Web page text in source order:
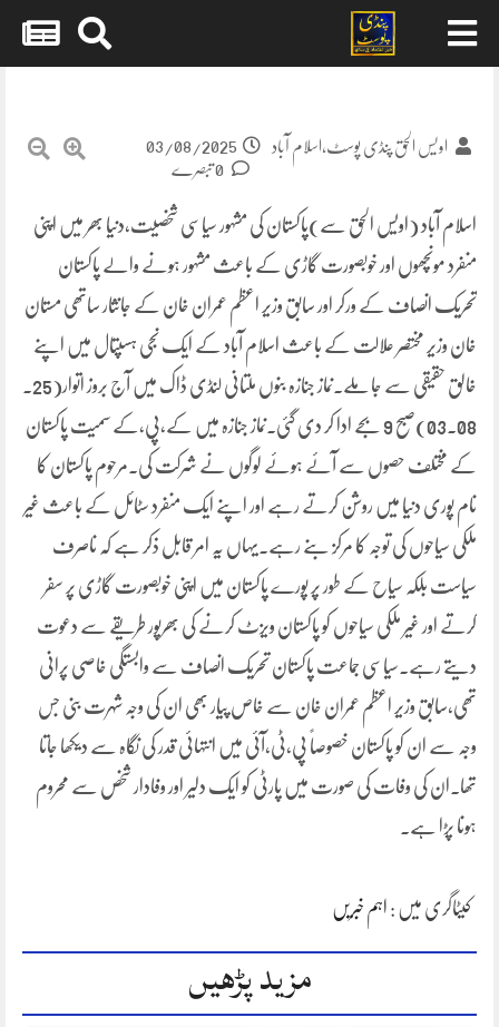
اویس الحق پنڈی پوسٹ،اسلام آباد
03/08/2025
اسلام آباد (اویس الحق سے)پاکستان کی مشہور سیاسی شخصیت،دنیا بھر میں اپنی
منفرد مونچھوں اور خوبصورت گاڑی کے باعث مشہور ہونے والے پاکستان
تحریک انصاف کے ورکر اور سابق وزیر اعظم عمران خان کے جانثار ساتھی مستان
خان وزیر مختصر علالت کے باعث اسلام آباد کے ایک نجی ہسپتال میں اپنے
08۔03)صبح 9 بجے ادا کر دی گئی۔نماز جنازہ میں کے،پی،کے سمیت پاکستان
کے مختلف حصوں سے آئے ہوئے لوگوں نے شرکت کی۔مرحوم پاکستان کا
نام پوری دنیا میں روشن کرتے رہے اور اپنے ایک منفرد سٹائل کے باعث غیر
ملکی سیاحوں کی توجہ کا مرکز بنے رہے۔یہاں یہ امر قابل ذکر ہے کہ ناصرف
سیاست بلکہ سیاح کے طور پر پورے پاکستان میں اپنی خوبصورت گاڑی پر سفر
کرتے اور غیر ملکی سیاحوں کو پاکستان ویزٹ کرنے کی بھرپور طریقے سے دعوت
دیتے رہے۔سیاسی جماعت پاکستان تحریک انصاف سے وابستگی خاصی پرانی
تھی،سابق وزیر اعظم عمران خان سے خاص پیار بھی ان کی وجہ شہرت بنی جس
وجہ سے ان کو پاکستان خصوصاً پی،ٹی،آئی میں انتہائی قدر کی نگاہ سے دیکھا جاتا
تھا۔ان کی وفات کی صورت میں پارٹی کو ایک دلیر اور وفادار شخص سے محروم
ہونا پڑا ہے۔
کیٹاگری میں : اہم خبریں
مزید پڑھیں